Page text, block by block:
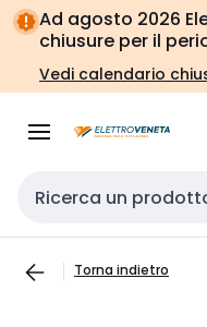
Vai alla
navigazione
Vai
alla
pagina
Ad agosto 2026
chiusure per il
Vedi calendario
Cerca input
Torna indietro